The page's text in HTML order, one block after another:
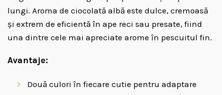
lungi. Aroma de ciocolată albă este dulce, cremoasă
și extrem de eficientă în ape reci sau presate, fiind
una dintre cele mai apreciate arome în pescuitul fin.
Avantaje:
Două culori în fiecare cutie pentru adaptare